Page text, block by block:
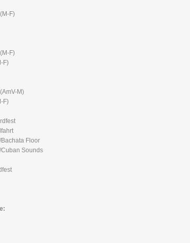
F)
F)
F)
M)
F)
Floor
Sounds